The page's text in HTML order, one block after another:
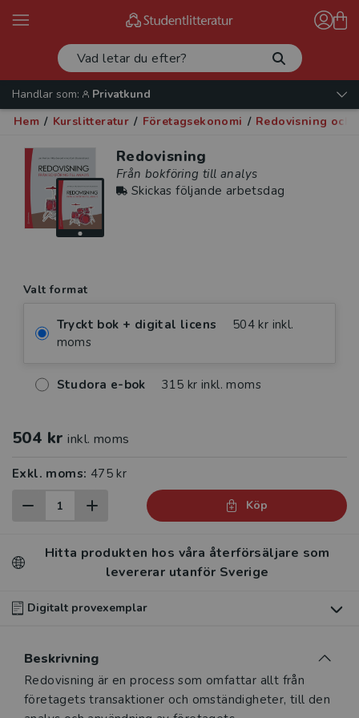
Handlar som:
Privatkund
Hem / Kurslitteratur / Företagsekonomi / Redovisning och
Redovisning
Från bokföring till analys
Skickas följande arbetsdag
Valt format
Tryckt bok + digital licens
504 kr inkl.
moms
Studora e-bok 315 kr inkl. moms
504 kr inkl. moms
Exkl. moms: 475 kr
Köp
Hitta produkten hos våra återförsäljare som
levererar utanför Sverige
Digitalt provexemplar
digitalt provexemplar av den här produkten
Våra digitala provexemplar tillhandahålls via Studora.se
Beskrivning
Beskrivning
Redovisning är en process som omfattar allt från
företagets transaktioner och omständigheter, till den